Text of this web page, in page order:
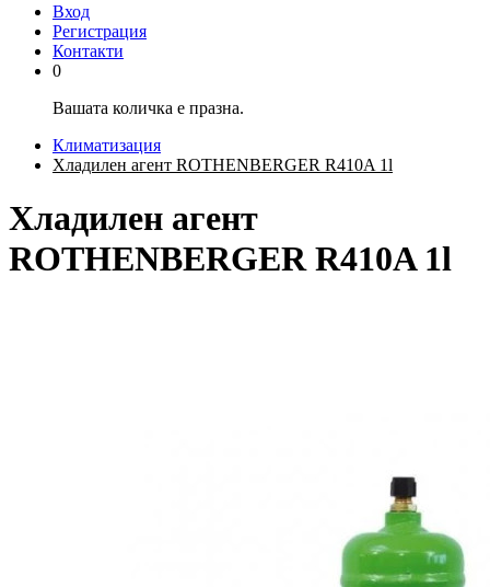
Вход
Регистрация
Контакти
0
Вашата количка е празна.
Климатизация
Хладилен агент ROTHENBERGER R410A 1l
Хладилен агент
ROTHENBERGER R410A 1l